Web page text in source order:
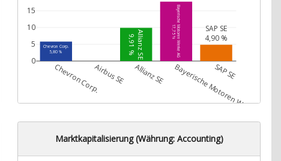
Chevron Corp.
5,80 % Allianz SE
9,91 % Bayerische Motoren Werke AG
17,75 % SAP SE
4,90 %
Chevron Corp.Airbus SE Allianz SE Bayerische Motoren Werke AG
SAP SE
0
5
10
15
Marktkapitalisierung (Währung: Accounting)